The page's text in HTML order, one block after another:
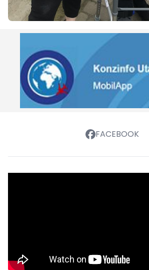
FACEBOOK